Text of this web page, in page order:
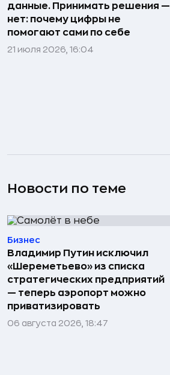
данные. Принимать решения —
нет: почему цифры не
помогают сами по себе
21 июля 2026, 16:04
Новости по теме
Бизнес
Владимир Путин исключил
«Шереметьево» из списка
стратегических предприятий
— теперь аэропорт можно
приватизировать
06 августа 2026, 18:47